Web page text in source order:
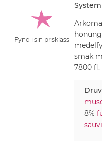
Fynd i sin prisklass
smak
7800 fl.
8%